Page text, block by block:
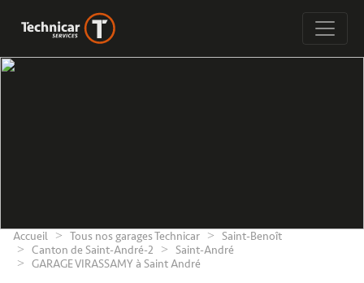
Accueil Tous nos garages Technicar
Saint-Benoît
Canton de Saint-André-2
Saint-André
GARAGE VIRASSAMY à Saint André